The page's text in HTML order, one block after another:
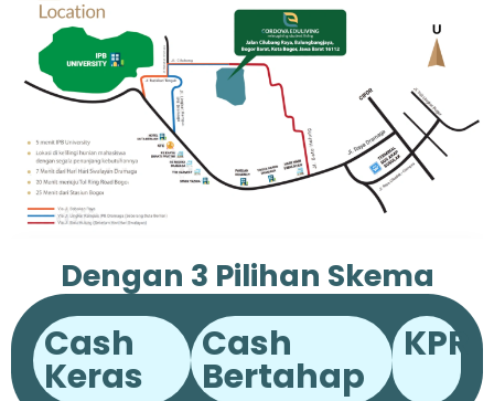
Dengan 3 Pilihan Skema
Pembayaran
Cash
Keras
Cash
Bertahap
KPR